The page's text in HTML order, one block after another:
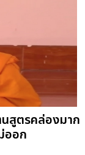
สูตรคล่องมาก
ออก